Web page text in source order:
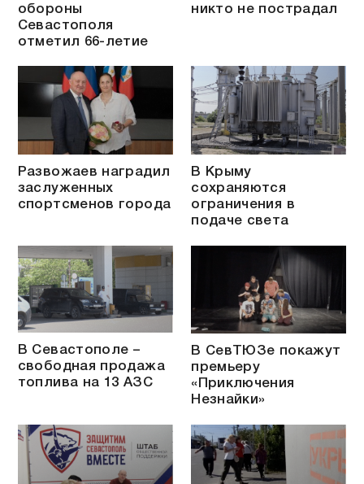
обороны
Севастополя
отметил 66-летие
никто не пострадал
Развожаев наградил
заслуженных
спортсменов города
В Крыму
сохраняются
ограничения в
подаче света
В Севастополе –
свободная продажа
топлива на 13 АЗС
В СевТЮЗе покажут
премьеру
«Приключения
Незнайки»